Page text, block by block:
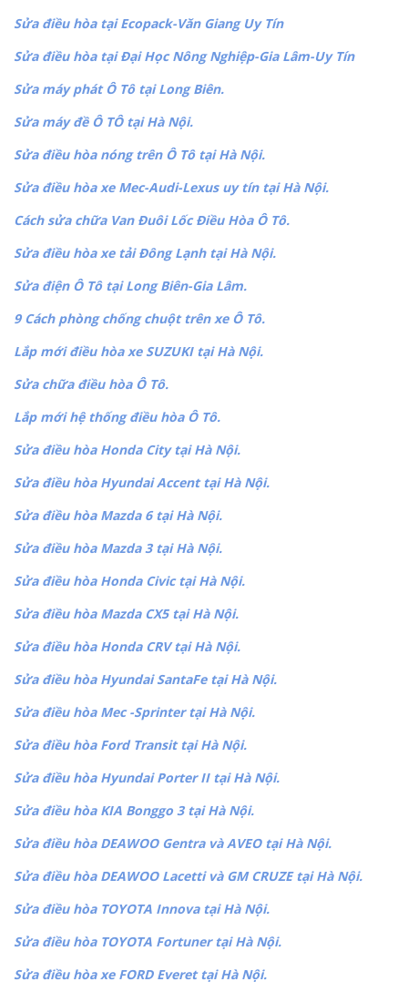
Sửa điều hòa tại Ecopack-Văn Giang Uy Tín
Sửa điều hòa tại Đại Học Nông Nghiệp-Gia Lâm-Uy Tín
Sửa máy phát Ô Tô tại Long Biên.
Sửa máy đề Ô TÔ tại Hà Nội.
Sửa điều hòa nóng trên Ô Tô tại Hà Nội.
Sửa điều hòa xe Mec-Audi-Lexus uy tín tại Hà Nội.
Cách sửa chữa Van Đuôi Lốc Điều Hòa Ô Tô.
Sửa điều hòa xe tải Đông Lạnh tại Hà Nội.
Sửa điện Ô Tô tại Long Biên-Gia Lâm.
9 Cách phòng chống chuột trên xe Ô Tô.
Lắp mới điều hòa xe SUZUKI tại Hà Nội.
Sửa chữa điều hòa Ô Tô.
Lắp mới hệ thống điều hòa Ô Tô.
Sửa điều hòa Honda City tại Hà Nội.
Sửa điều hòa Hyundai Accent tại Hà Nội.
Sửa điều hòa Mazda 6 tại Hà Nội.
Sửa điều hòa Mazda 3 tại Hà Nội.
Sửa điều hòa Honda Civic tại Hà Nội.
Sửa điều hòa Mazda CX5 tại Hà Nội.
Sửa điều hòa Honda CRV tại Hà Nội.
Sửa điều hòa Hyundai SantaFe tại Hà Nội.
Sửa điều hòa Mec -Sprinter tại Hà Nội.
Sửa điều hòa Ford Transit tại Hà Nội.
Sửa điều hòa Hyundai Porter II tại Hà Nội.
Sửa điều hòa KIA Bonggo 3 tại Hà Nội.
Sửa điều hòa DEAWOO Gentra và AVEO tại Hà Nội.
Sửa điều hòa DEAWOO Lacetti và GM CRUZE tại Hà Nội.
Sửa điều hòa TOYOTA Innova tại Hà Nội.
Sửa điều hòa TOYOTA Fortuner tại Hà Nội.
Sửa điều hòa xe FORD Everet tại Hà Nội.